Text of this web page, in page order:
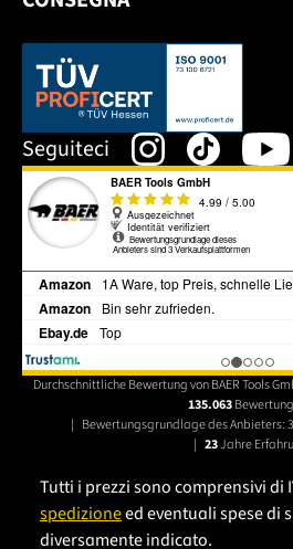
Dieser Link öffnet sich in einem
Seguiteci
Durchschnittliche Bewertung von BAER Tools
135.063
| Bewertungsgrundlage des Anbieters:
| 23Jahre
Tutti i prezzi sono comprensivi di
spedizioneed eventuali spese di
diversamente indicato.